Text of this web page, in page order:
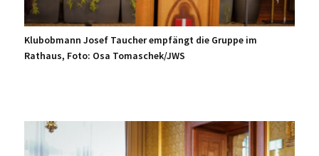
Klubobmann Josef Taucher empfängt die Gruppe im
Rathaus, Foto: Osa Tomaschek/JWS